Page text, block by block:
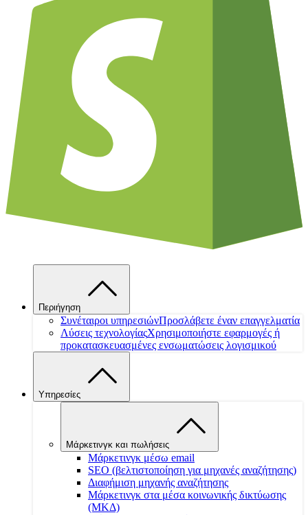
Περιήγηση
Συνέταιροι υπηρεσιώνΠροσλάβετε έναν επαγγελματία
Λύσεις τεχνολογίαςΧρησιμοποιήστε εφαρμογές ή
προκατασκευασμένες ενσωματώσεις λογισμικού
Υπηρεσίες
Μάρκετινγκ και πωλήσεις
Μάρκετινγκ μέσω email
SEO (βελτιστοποίηση για μηχανές αναζήτησης)
Διαφήμιση μηχανής αναζήτησης
Μάρκετινγκ στα μέσα κοινωνικής δικτύωσης
(ΜΚΔ)